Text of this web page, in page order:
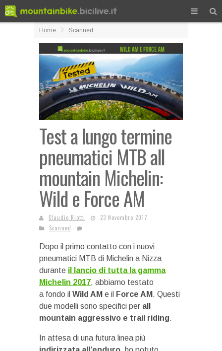
Home Scanned
Test a lungo termine
pneumatici MTB all
mountain Michelin:
Wild e Force AM
Claudio Riotti
23 Novembre 2017
Scanned
Dopo il primo contatto con i nuovi
pneumatici MTB di Michelin a Nizza
durante il lancio di tutta la gamma
Michelin 2017, abbiamo testato
a fondo il Wild AM e il Force AM . Questi
due modelli sono specifici per all
mountain aggressivo e trail riding.
In attesa di una futura linea più